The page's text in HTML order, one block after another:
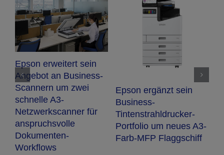
Epson erweitert sein
Angebot an Business-
Scannern um zwei
schnelle A3-
Netzwerkscanner für
anspruchsvolle
Dokumenten-
Workflows
Epson ergänzt sein
Business-
Tintenstrahldrucker-
Portfolio um neues A3-
Farb-MFP Flaggschiff